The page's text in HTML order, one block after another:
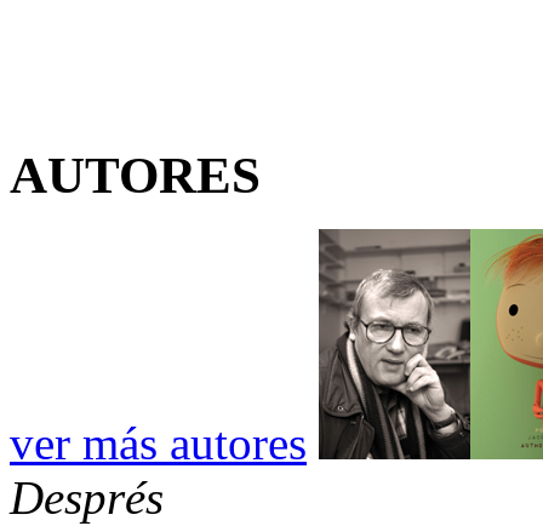
AUTORES
ver más autores
Després